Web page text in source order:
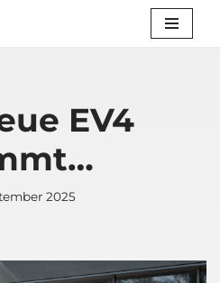
EV4
2025